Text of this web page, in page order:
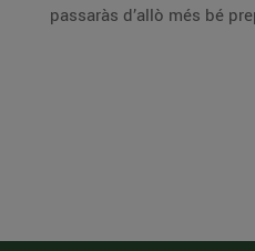
passaràs d’allò més bé